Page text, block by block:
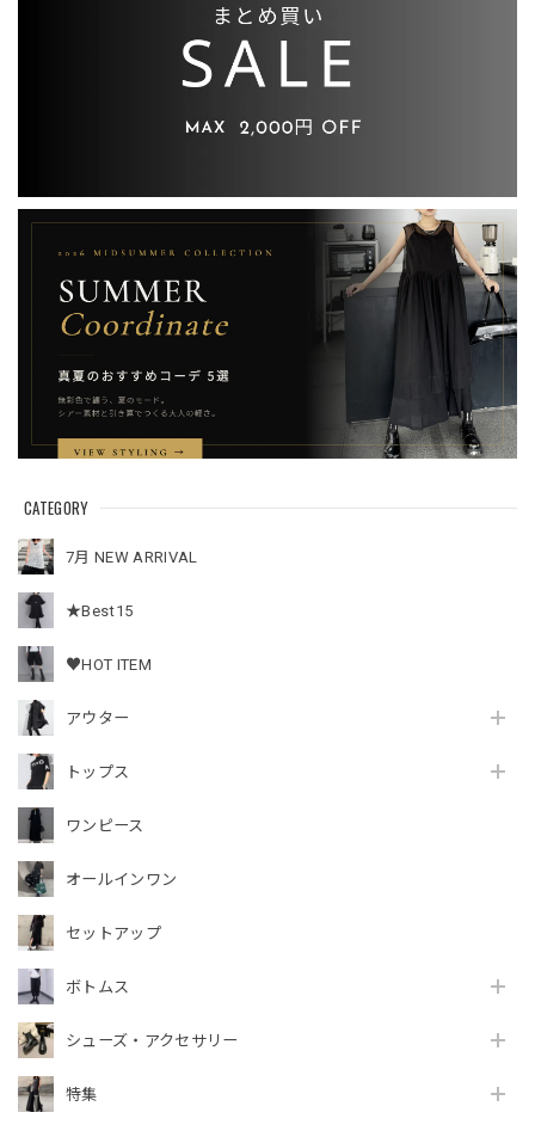
CATEGORY
7月 NEW ARRIVAL
★Best15
♥HOT ITEM
アウター
トップス
ワンピース
オールインワン
セットアップ
ボトムス
シューズ・アクセサリー
特集